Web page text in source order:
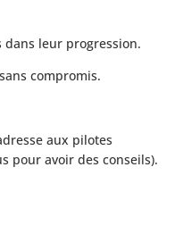
dans leur progression.
compromis.
aux pilotes
pour avoir des conseils).